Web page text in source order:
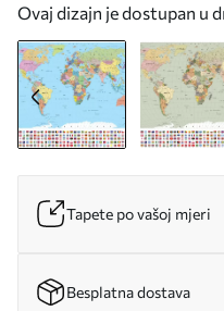
Ovaj dizajn je dostupan u
Tapete po vašoj mjeri
Besplatna dostava